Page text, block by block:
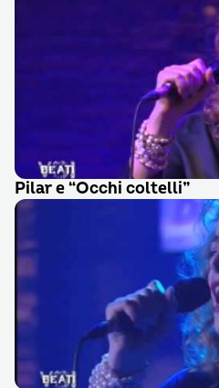
Pilar e “Occhi coltelli”